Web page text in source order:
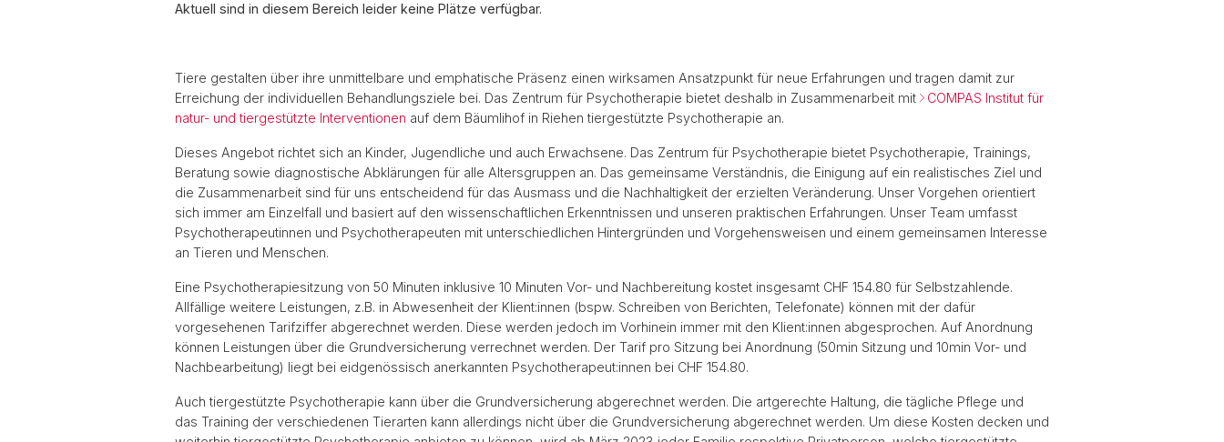
Aktuell sind in diesem Bereich leider keine Plätze verfügbar.
Tiere gestalten über ihre unmittelbare und emphatische Präsenz einen wirksamen Ansatzpunkt für neue Erfahrungen und tragen damit zur
Erreichung der individuellen Behandlungsziele bei. Das Zentrum für Psychotherapie bietet deshalb in Zusammenarbeit mit
COMPAS Institut für
natur- und tiergestützte Interventionen auf dem Bäumlihof in Riehen tiergestützte Psychotherapie an.
Dieses Angebot richtet sich an Kinder, Jugendliche und auch Erwachsene. Das Zentrum für Psychotherapie bietet Psychotherapie, Trainings,
Beratung sowie diagnostische Abklärungen für alle Altersgruppen an. Das gemeinsame Verständnis, die Einigung auf ein realistisches Ziel und
die Zusammenarbeit sind für uns entscheidend für das Ausmass und die Nachhaltigkeit der erzielten Veränderung. Unser Vorgehen orientiert
sich immer am Einzelfall und basiert auf den wissenschaftlichen Erkenntnissen und unseren praktischen Erfahrungen. Unser Team umfasst
Psychotherapeutinnen und Psychotherapeuten mit unterschiedlichen Hintergründen und Vorgehensweisen und einem gemeinsamen Interesse
an Tieren und Menschen.
Eine Psychotherapiesitzung von 50 Minuten inklusive 10 Minuten Vor- und Nachbereitung kostet insgesamt CHF 154.80 für Selbstzahlende.
Allfällige weitere Leistungen, z.B. in Abwesenheit der Klient:innen (bspw. Schreiben von Berichten, Telefonate) können mit der dafür
vorgesehenen Tarifziffer abgerechnet werden. Diese werden jedoch im Vorhinein immer mit den Klient:innen abgesprochen. Auf Anordnung
können Leistungen über die Grundversicherung verrechnet werden. Der Tarif pro Sitzung bei Anordnung (50min Sitzung und 10min Vor- und
Nachbearbeitung) liegt bei eidgenössisch anerkannten Psychotherapeut:innen bei CHF 154.80.
Auch tiergestützte Psychotherapie kann über die Grundversicherung abgerechnet werden. Die artgerechte Haltung, die tägliche Pflege und
das Training der verschiedenen Tierarten kann allerdings nicht über die Grundversicherung abgerechnet werden. Um diese Kosten decken und